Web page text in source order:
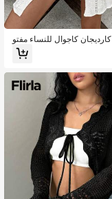
Elouméa كارديجان كاجوال للنساء مفتو